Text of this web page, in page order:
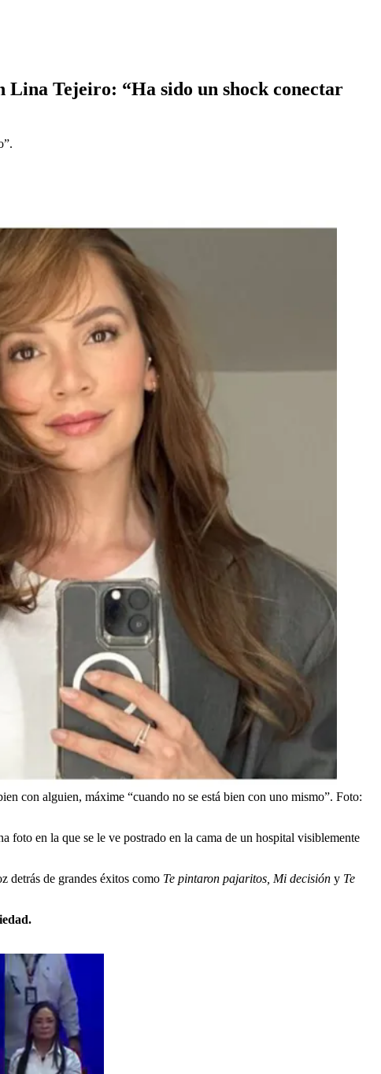
Lina Tejeiro: “Ha sido un shock conectar
con alguien, máxime “cuando no se está bien con uno mismo”. Foto:
foto en la que se le ve postrado en la cama de un hospital visiblemente
detrás de grandes éxitos como Te pintaron pajaritos, Mi decisión y Te